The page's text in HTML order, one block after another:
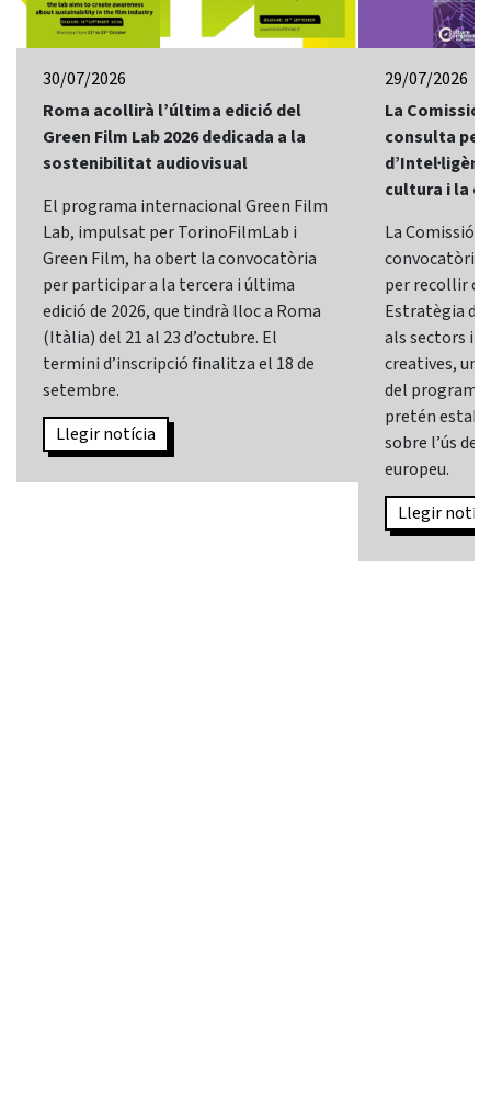
30/07/2026
Roma acollirà l’última edició del
Green Film Lab 2026 dedicada a la
sostenibilitat audiovisual
El programa internacional Green Film
Lab, impulsat per TorinoFilmLab i
Green Film, ha obert la convocatòria
per participar a la tercera i última
edició de 2026, que tindrà lloc a Roma
(Itàlia) del 21 al 23 d’octubre. El
termini d’inscripció finalitza el 18 de
setembre.
Llegir notícia
29/07/2026
La Comissió
consulta
cultura i la
La Comissió
convocatòria
per recollir
Estratègia
als sectors i
creatives,
del programa
pretén
sobre l’ús de
europeu.
Llegir